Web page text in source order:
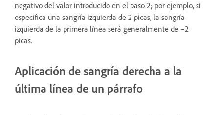
negativo del valor introducido en el paso 2; por ejemplo, si
especifica una sangría izquierda de 2 picas, la sangría
izquierda de la primera línea será generalmente de –2
picas.
Aplicación de sangría derecha a la
última línea de un párrafo